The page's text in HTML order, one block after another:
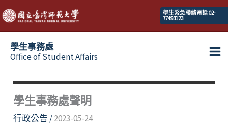
跳
至
主
學生緊急聯絡電話 02-
77493123
學生事務處
Office of Student Affairs
學生事務處聲明
行政公告 /2023-05-24